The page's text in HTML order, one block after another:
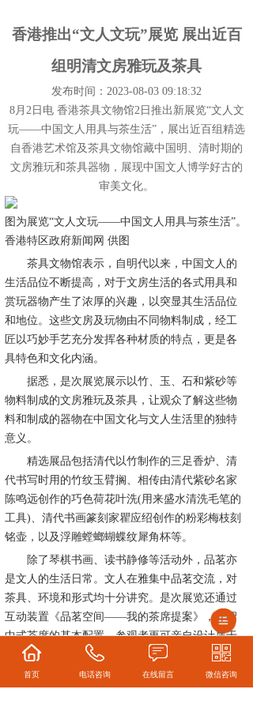
香港推出“文人文玩”展览 展出近百
组明清文房雅玩及茶具
发布时间：2023-08-03 09:18:32
8月2日电 香港茶具文物馆2日推出新展览“文人文
玩——中国文人用具与茶生活”，展出近百组精选
自香港艺术馆及茶具文物馆藏中国明、清时期的
文房雅玩和茶具器物，展现中国文人博学好古的
审美文化。
图为展览“文人文玩——中国文人用具与茶生活”。
香港特区政府新闻网 供图
茶具文物馆表示，自明代以来，中国文人的
生活品位不断提高，对于文房生活的各式用具和
赏玩器物产生了浓厚的兴趣，以突显其生活品位
和地位。这些文房及玩物由不同物料制成，经工
匠以巧妙手艺充分发挥各种材质的特点，更是各
具特色和文化内涵。
据悉，是次展览展示以竹、玉、石和紫砂等
物料制成的文房雅玩及茶具，让观众了解这些物
料和制成的器物在中国文化与文人生活里的独特
意义。
精选展品包括清代以竹制作的三足香炉、清
代书写时用的竹纹玉臂搁、相传由清代紫砂名家
陈鸣远创作的巧色荷花叶洗(用来盛水清洗毛笔的
工具)、清代书画篆刻家瞿应绍创作的粉彩梅枝刻
铭壶，以及浮雕螳螂蝴蝶纹犀角杯等。
除了琴棋书画、读书静修等活动外，品茗亦
是文人的生活日常。文人在雅集中品茗交流，对
茶具、环境和形式均十分讲究。是次展览还通过
互动装置《品茗空间——我的茶席提案》，介绍
中式茶席的基本配置，参观者更可亲自设计属于
自己的茶席，借此体验中国茶文化的魅力，感受
悠闲的茶生活。
首页 电话咨询 在线留言 微信咨询